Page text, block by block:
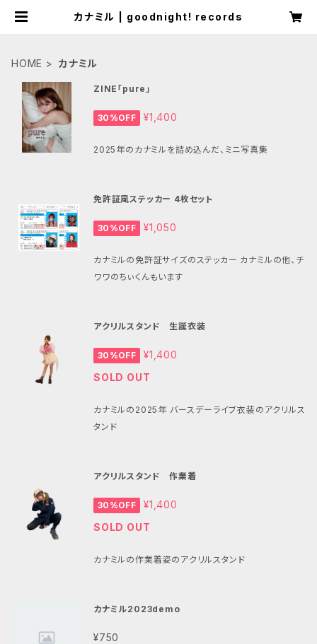
カナミル | goodnight! records
HOME カナミル
ZINE「pure」
30%OFF ¥1,400
2025年のカナミルを詰め込んだ、ミニ写真集
免許証風ステッカー 4枚セット
30%OFF ¥1,050
カナミルの免許証サイズのステッカー カナミルの他、チ
ワワのちぃくんもいます
アクリルスタンド 生誕衣装
30%OFF
¥1,400
SOLD OUT
カナミルの2025年 バースデーライブ衣装のアクリルス
タンド
アクリルスタンド 作業着
30%OFF
¥1,400
SOLD OUT
カナミルの作業着姿のアクリルスタンド
カナミル2023demo
¥750